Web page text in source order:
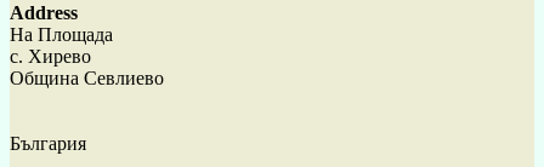
Address
На Площада
с. Хирево
Община Севлиево
България